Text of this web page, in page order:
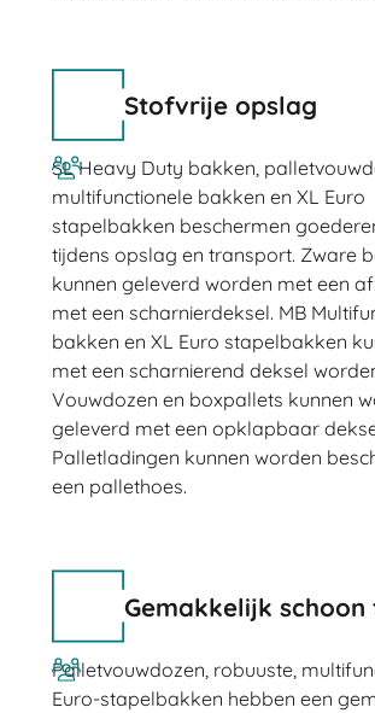
Stofvrije opslag
SL Heavy Duty bakken,
multifunctionele bakken en XL Euro
stapelbakken beschermen
tijdens opslag en transport. Zware
kunnen geleverd worden met een
met een scharnierdeksel. MB
bakken en XL Euro stapelbakken
met een scharnierend deksel
Vouwdozen en boxpallets kunnen
geleverd met een opklapbaar
Palletladingen kunnen worden
een pallethoes.
Gemakkelijk schoon
Palletvouwdozen, robuuste,
Euro-stapelbakken hebben een